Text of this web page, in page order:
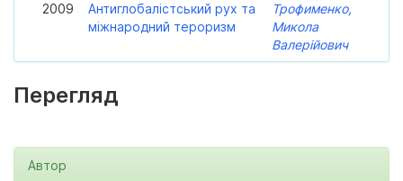
2009
Антиглобалістський рух та
міжнародний тероризм
Трофименко,
Микола
Валерійович
Перегляд
Автор